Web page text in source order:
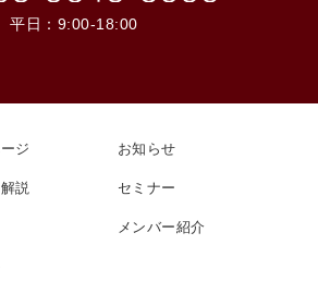
平日：9:00-18:00
ジ
説
お知らせ
セミナー
メンバー紹介